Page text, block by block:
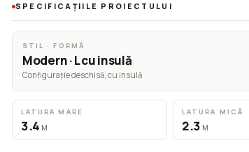
SPECIFICAȚIILE PROIECTULUI
STIL · FORMĂ
Modern · L cu insulă
Configurație deschisă, cu insulă
LATURA MARE
3.4 M
LATURA MICĂ
2.3 M